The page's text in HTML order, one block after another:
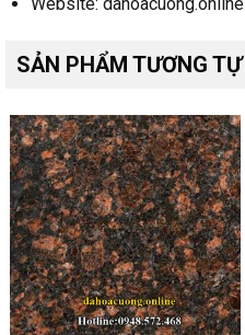
Website: dahoacuong.online
SẢN PHẨM TƯƠNG TỰ